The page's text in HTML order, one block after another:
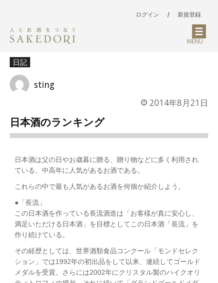
ログイン / 新規登録
MENU
日記
sting
2014年8月21日
日本酒のランキング
日本酒は父の日やお歳暮に贈る、贈り物などに多く利用され
ている、中高年に人気があるお酒である。
これらの中で最も人気があるお酒を何個か紹介しよう。
●「長流」
この日本酒を作っている長流酒造は「お客様が真に安心し、
満足いただける日本酒」を目標としてこの日本酒「長流」を
作り続けている。
その経歴としては、世界酒類食品コンクール「モンドセレク
ション」では1992年の初出品をして以来、連続してゴールド
メダルを受賞。さらには2002年にクリスタル製のハイクオリ